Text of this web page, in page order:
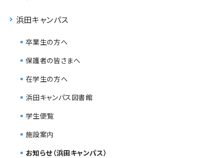
浜田キャンパス
卒業生の方へ
保護者の皆さまへ
在学生の方へ
浜田キャンパス図書館
学生便覧
施設案内
お知らせ（浜田キャンパス）